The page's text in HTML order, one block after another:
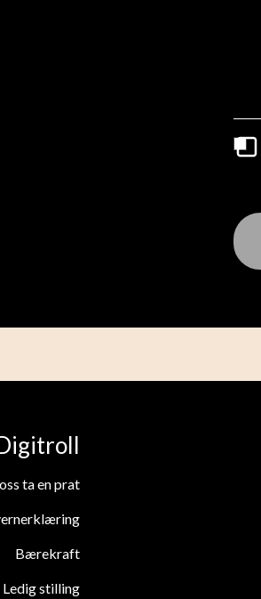
ta en prat
Bærekraft
Ledig stilling